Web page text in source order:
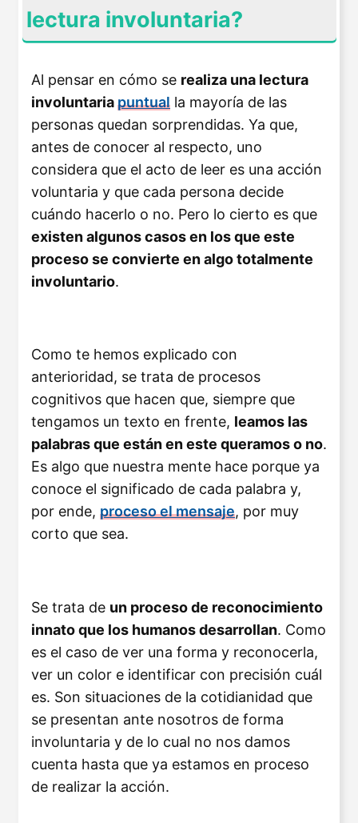
lectura involuntaria?
Al pensar en cómo se realiza una lectura
involuntariapuntual la mayoría de las
personas quedan sorprendidas. Ya que,
antes de conocer al respecto, uno
considera que el acto de leer es una acción
voluntaria y que cada persona decide
cuándo hacerlo o no. Pero lo cierto es que
existen algunos casos en los que este
proceso se convierte en algo totalmente
involuntario.
Como te hemos explicado con
anterioridad, se trata de procesos
cognitivos que hacen que, siempre que
tengamos un texto en frente, leamos las
palabras que están en este queramos o no.
Es algo que nuestra mente hace porque ya
conoce el significado de cada palabra y,
por ende, proceso el mensaje, por muy
corto que sea.
Se trata de un proceso de reconocimiento
innato que los humanos desarrollan. Como
es el caso de ver una forma y reconocerla,
ver un color e identificar con precisión cuál
es. Son situaciones de la cotidianidad que
se presentan ante nosotros de forma
involuntaria y de lo cual no nos damos
cuenta hasta que ya estamos en proceso
de realizar la acción.